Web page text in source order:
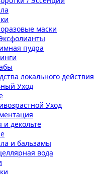
маски
пудра
локального действия
Уход
Уход
декольте
и бальзамы
вода